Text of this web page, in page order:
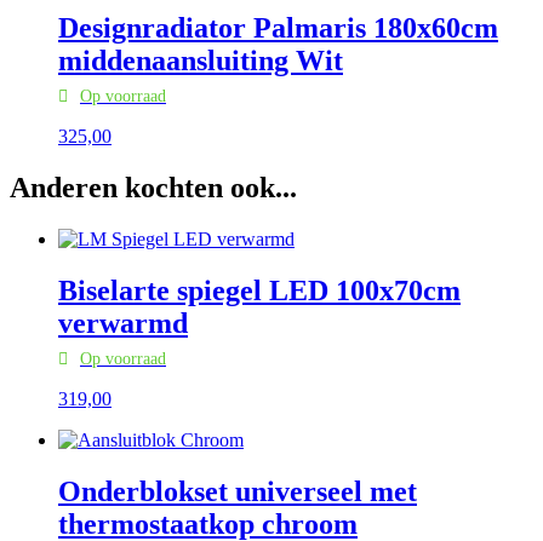
Designradiator Palmaris 180x60cm
middenaansluiting Wit
Op voorraad
325,00
Anderen kochten ook...
Biselarte spiegel LED 100x70cm
verwarmd
Op voorraad
319,00
Onderblokset universeel met
thermostaatkop chroom